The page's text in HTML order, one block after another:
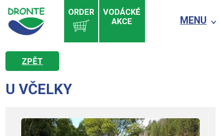
ORDER
VODÁCKÉ
AKCE
MENU
ZPĚT
U VČELKY